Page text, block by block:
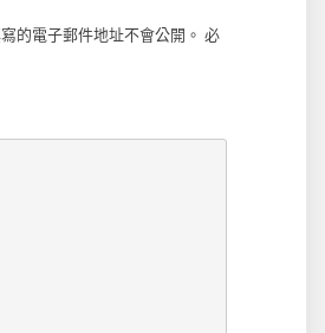
的電子郵件地址不會公開。 必